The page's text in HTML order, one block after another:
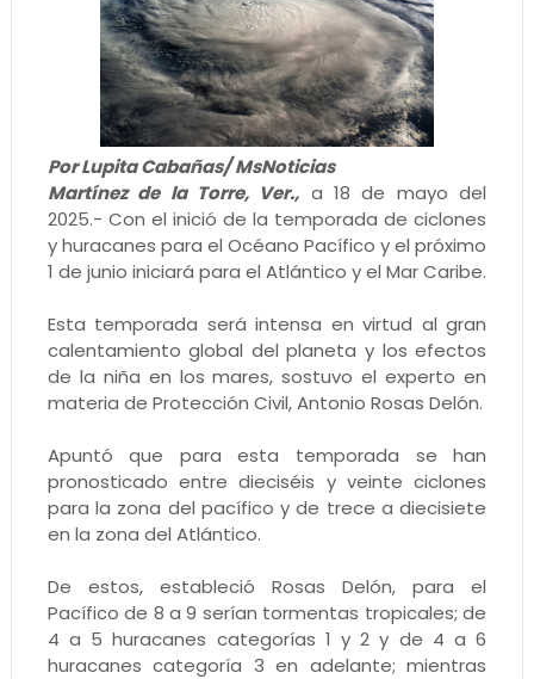
Por Lupita Cabañas/ MsNoticias
Martínez de la Torre, Ver., a 18 de mayo del
2025.- Con el inició de la temporada de ciclones
y huracanes para el Océano Pacífico y el próximo
1 de junio iniciará para el Atlántico y el Mar Caribe.
Esta temporada será intensa en virtud al gran
calentamiento global del planeta y los efectos
de la niña en los mares, sostuvo el experto en
materia de Protección Civil, Antonio Rosas Delón.
Apuntó que para esta temporada se han
pronosticado entre dieciséis y veinte ciclones
para la zona del pacífico y de trece a diecisiete
en la zona del Atlántico.
De estos, estableció Rosas Delón, para el
Pacífico de 8 a 9 serían tormentas tropicales; de
4 a 5 huracanes categorías 1 y 2 y de 4 a 6
huracanes categoría 3 en adelante; mientras